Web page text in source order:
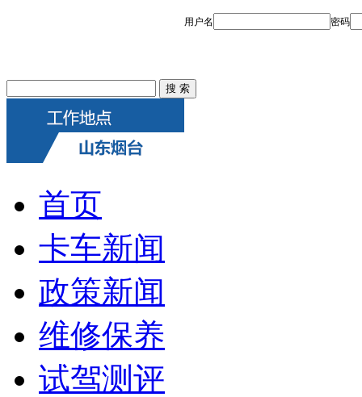
首页
卡车新闻
政策新闻
维修保养
试驾测评